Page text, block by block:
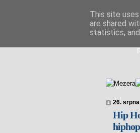
26.
Hip
This site
are shared
statistics,